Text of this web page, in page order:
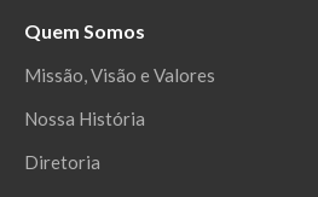
Quem Somos
Missão, Visão e Valores
Nossa História
Diretoria